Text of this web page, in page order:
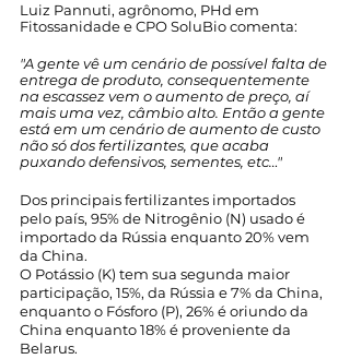
Luiz Pannuti, agrônomo, PHd em
Fitossanidade e CPO SoluBio comenta:
"A gente vê um cenário de possível falta de
entrega de produto, consequentemente
na escassez vem o aumento de preço, aí
mais uma vez, câmbio alto. Então a gente
está em um cenário de aumento de custo
não só dos fertilizantes, que acaba
puxando defensivos, sementes, etc…"
Dos principais fertilizantes importados
pelo país, 95% de Nitrogênio (N) usado é
importado da Rússia enquanto 20% vem
da China.
O Potássio (K) tem sua segunda maior
participação, 15%, da Rússia e 7% da China,
enquanto o Fósforo (P), 26% é oriundo da
China enquanto 18% é proveniente da
Belarus.